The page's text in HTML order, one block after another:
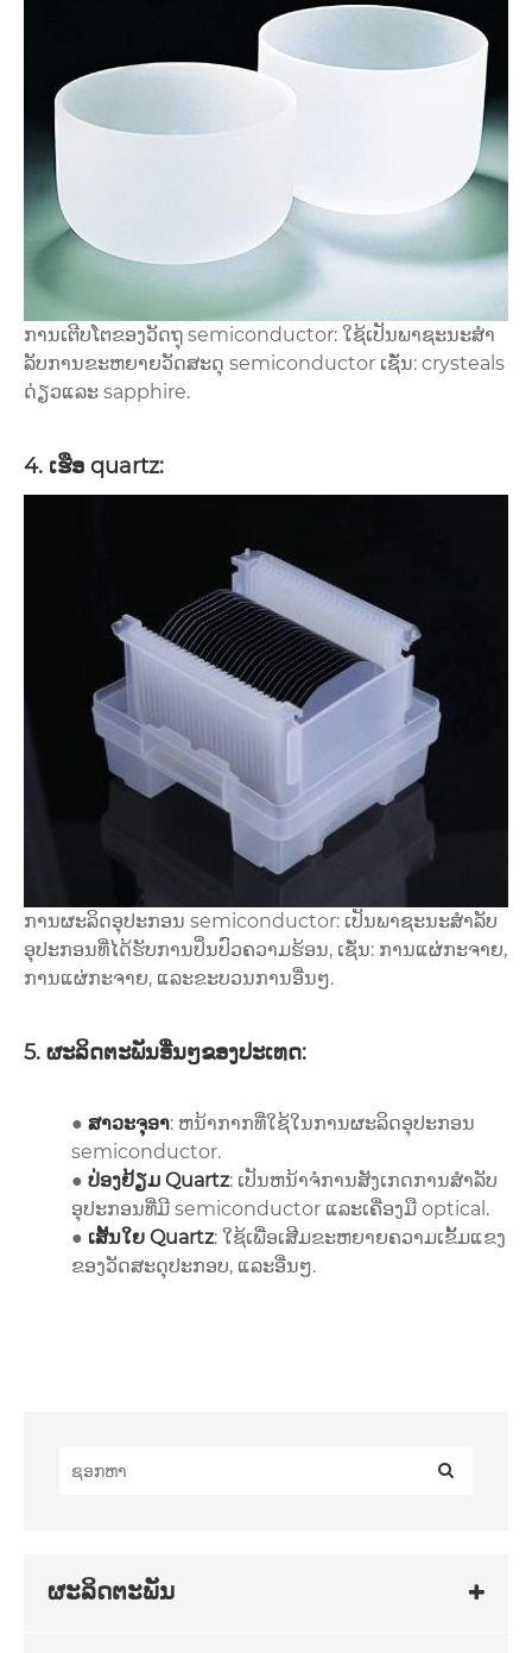
ການເຕີບໂຕຂອງວັດຖຸ semiconductor: ໃຊ້ເປັນພາຊະນະສໍາ
ລັບການຂະຫຍາຍວັດສະດຸ semiconductor ເຊັ່ນ: crysteals
ດ່ຽວແລະ sapphire.
4. ເຮືອ quartz:
ການຜະລິດອຸປະກອນ semiconductor: ເປັນພາຊະນະສໍາລັບ
ອຸປະກອນທີ່ໄດ້ຮັບການປິ່ນປົວຄວາມຮ້ອນ, ເຊັ່ນ: ການແຜ່ກະຈາຍ,
ການແຜ່ກະຈາຍ, ແລະຂະບວນການອື່ນໆ.
5. ຜະລິດຕະພັນອື່ນໆຂອງປະເທດ:
● ສາວະຈຸອາ: ຫນ້າກາກທີ່ໃຊ້ໃນການຜະລິດອຸປະກອນ
semiconductor.
● ປ່ອງຢ້ຽມ Quartz: ເປັນຫນ້າຈໍການສັງເກດການສໍາລັບ
ອຸປະກອນທີ່ມີ semiconductor ແລະເຄື່ອງມື optical.
● ເສັ້ນໃຍ Quartz: ໃຊ້ເພື່ອເສີມຂະຫຍາຍຄວາມເຂັ້ມແຂງ
ຂອງວັດສະດຸປະກອບ, ແລະອື່ນໆ.
ຜະລິດຕະພັນ